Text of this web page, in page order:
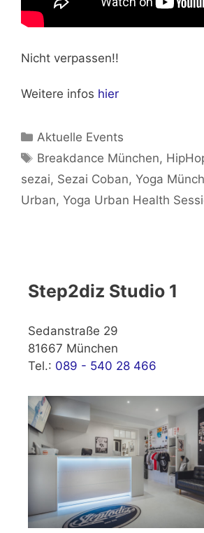
Nicht verpassen!!
Weitere infos hier
Kategorien
Aktuelle Events
Schlagwörter
Breakdance München,
sezai, Sezai Coban, Yoga
Urban, Yoga Urban Health
Step2diz Studio 1
Sedanstraße 29
81667 München
Tel.: 089 - 540 28 466